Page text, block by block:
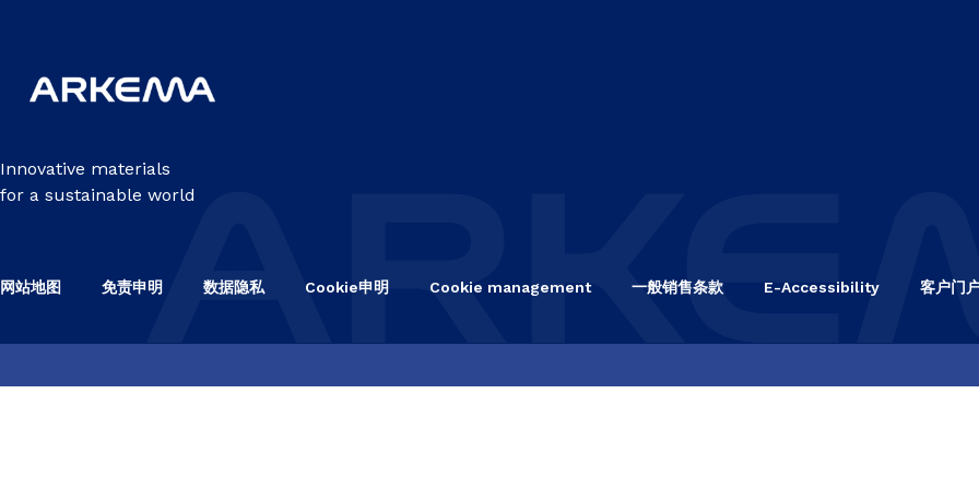
Innovative materials
for a sustainable world
网站地图 免责申明 数据隐私 Cookie申明 Cookie management 一般销售条款 E-Accessibility 客户门